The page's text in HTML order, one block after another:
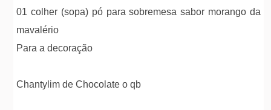
01 colher (sopa) pó para sobremesa sabor morango da
mavalério
Para a decoração
Chantylim de Chocolate o qb